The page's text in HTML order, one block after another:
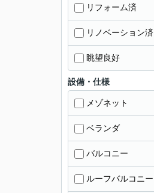
リフォーム済
リノベーション済
眺望良好
設備・仕様
メゾネット
ベランダ
バルコニー
ルーフバルコニー